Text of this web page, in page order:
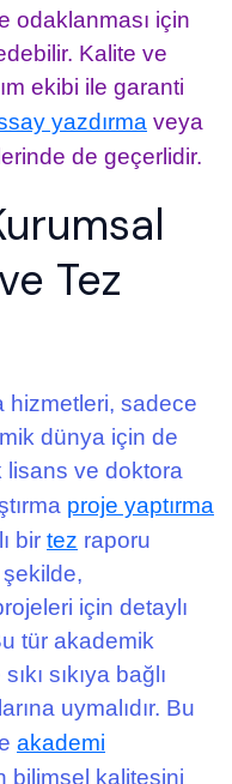
odaklanması için
Kalite ve
ekibi ile garanti
yazdırma veya
de geçerlidir.
Tez
hizmetleri, sadece
dünya için de
lisans ve doktora
proje yaptırma
bir tez raporu
için detaylı
tür akademik
sıkıya bağlı
uymalıdır. Bu
akademi
bilimsel kalitesini